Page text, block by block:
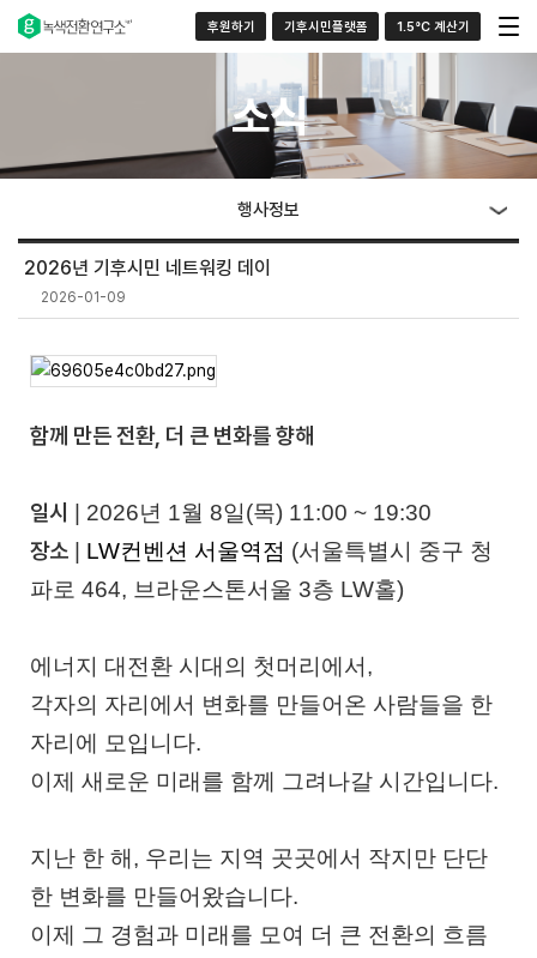
후원하기 기후시민플랫폼 1.5°C 계산기
소식
행사정보
2026년 기후시민 네트워킹 데이
2026-01-09
함께 만든 전환, 더 큰 변화를 향해
일시 | 2026년 1월 8일(목) 11:00 ~ 19:30
장소 | LW컨벤션 서울역점 (서울특별시 중구 청
파로 464, 브라운스톤서울 3층 LW홀)
에너지 대전환 시대의 첫머리에서,
각자의 자리에서 변화를 만들어온 사람들을 한
자리에 모입니다.
이제 새로운 미래를 함께 그려나갈 시간입니다.
지난 한 해, 우리는 지역 곳곳에서 작지만 단단
한 변화를 만들어왔습니다.
이제 그 경험과 미래를 모여 더 큰 전환의 흐름